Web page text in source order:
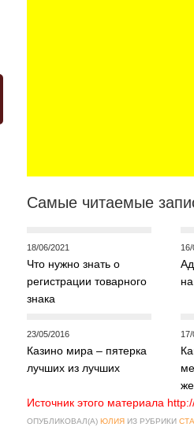
Самые читаемые
18/06/2021
Что нужно знать о
регистрации товарного
знака
23/05/2016
Казино мира – пятерка
лучших из лучших
Источник этого материала
ОПУБЛИКОВАЛ(А) ЮЛИЯ ИЗ РУБРИКИ